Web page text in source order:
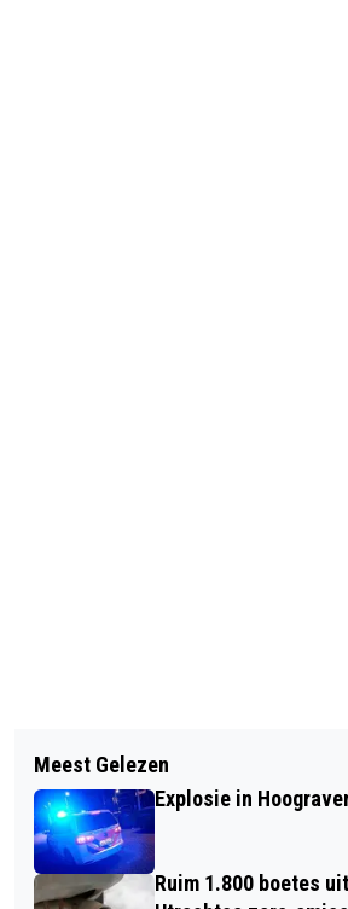
AFROVIBES FESTIVAL 2024: 8 TOT
MET 12 OKTOBER IN
VIER NIEUWE TIJDELIJKE
KUNSTWERKEN IN
WERKSPOORKWARTIER
Meest Gelezen
Explosie in
Ruim 1.800 boetes